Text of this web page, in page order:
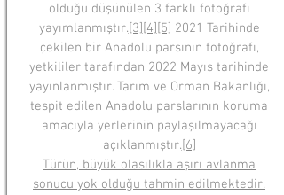
olduğu düşünülen 3 farklı fotoğrafı
yayımlanmıştır.[3] [4] [5] 2021 Tarihinde
çekilen bir Anadolu parsının fotoğrafı,
yetkililer tarafından 2022 Mayıs tarihinde
yayınlanmıştır. Tarım ve Orman Bakanlığı,
tespit edilen Anadolu parslarının koruma
amacıyla yerlerinin paylaşılmayacağı
açıklanmıştır.[6]
Türün, büyük olasılıkla aşırı avlanma
sonucu yok olduğu tahmin edilmektedir.